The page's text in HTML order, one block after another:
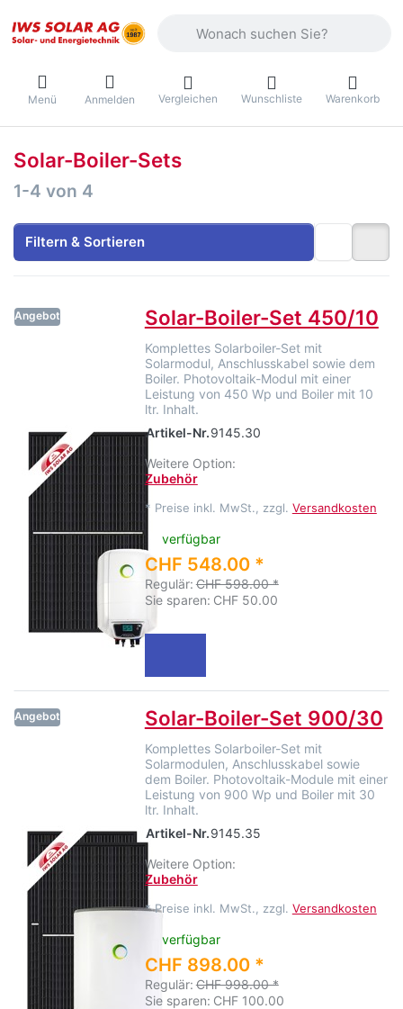
Menü Anmelden Vergleichen Wunschliste Warenkorb
Solar-Boiler-Sets
Suchergebnisse:
1-4 von 4
Filtern & Sortieren
Angebot Solar-Boiler-Set 450/10
Komplettes Solarboiler-Set mit
Solarmodul, Anschlusskabel sowie dem
Boiler. Photovoltaik-Modul mit einer
Leistung von 450 Wp und Boiler mit 10
ltr. Inhalt.
Artikel-Nr.9145.30
Weitere Option:
Zubehör
* Preise inkl. MwSt., zzgl. Versandkosten
verfügbar
CHF 548.00 *
Regulär: CHF 598.00 *
Sie sparen: CHF 50.00
Angebot Solar-Boiler-Set 900/30
Komplettes Solarboiler-Set mit
Solarmodulen, Anschlusskabel sowie
dem Boiler. Photovoltaik-Module mit einer
Leistung von 900 Wp und Boiler mit 30
ltr. Inhalt.
Artikel-Nr.9145.35
Weitere Option:
Zubehör
* Preise inkl. MwSt., zzgl. Versandkosten
verfügbar
CHF 898.00 *
Regulär: CHF 998.00 *
Sie sparen: CHF 100.00